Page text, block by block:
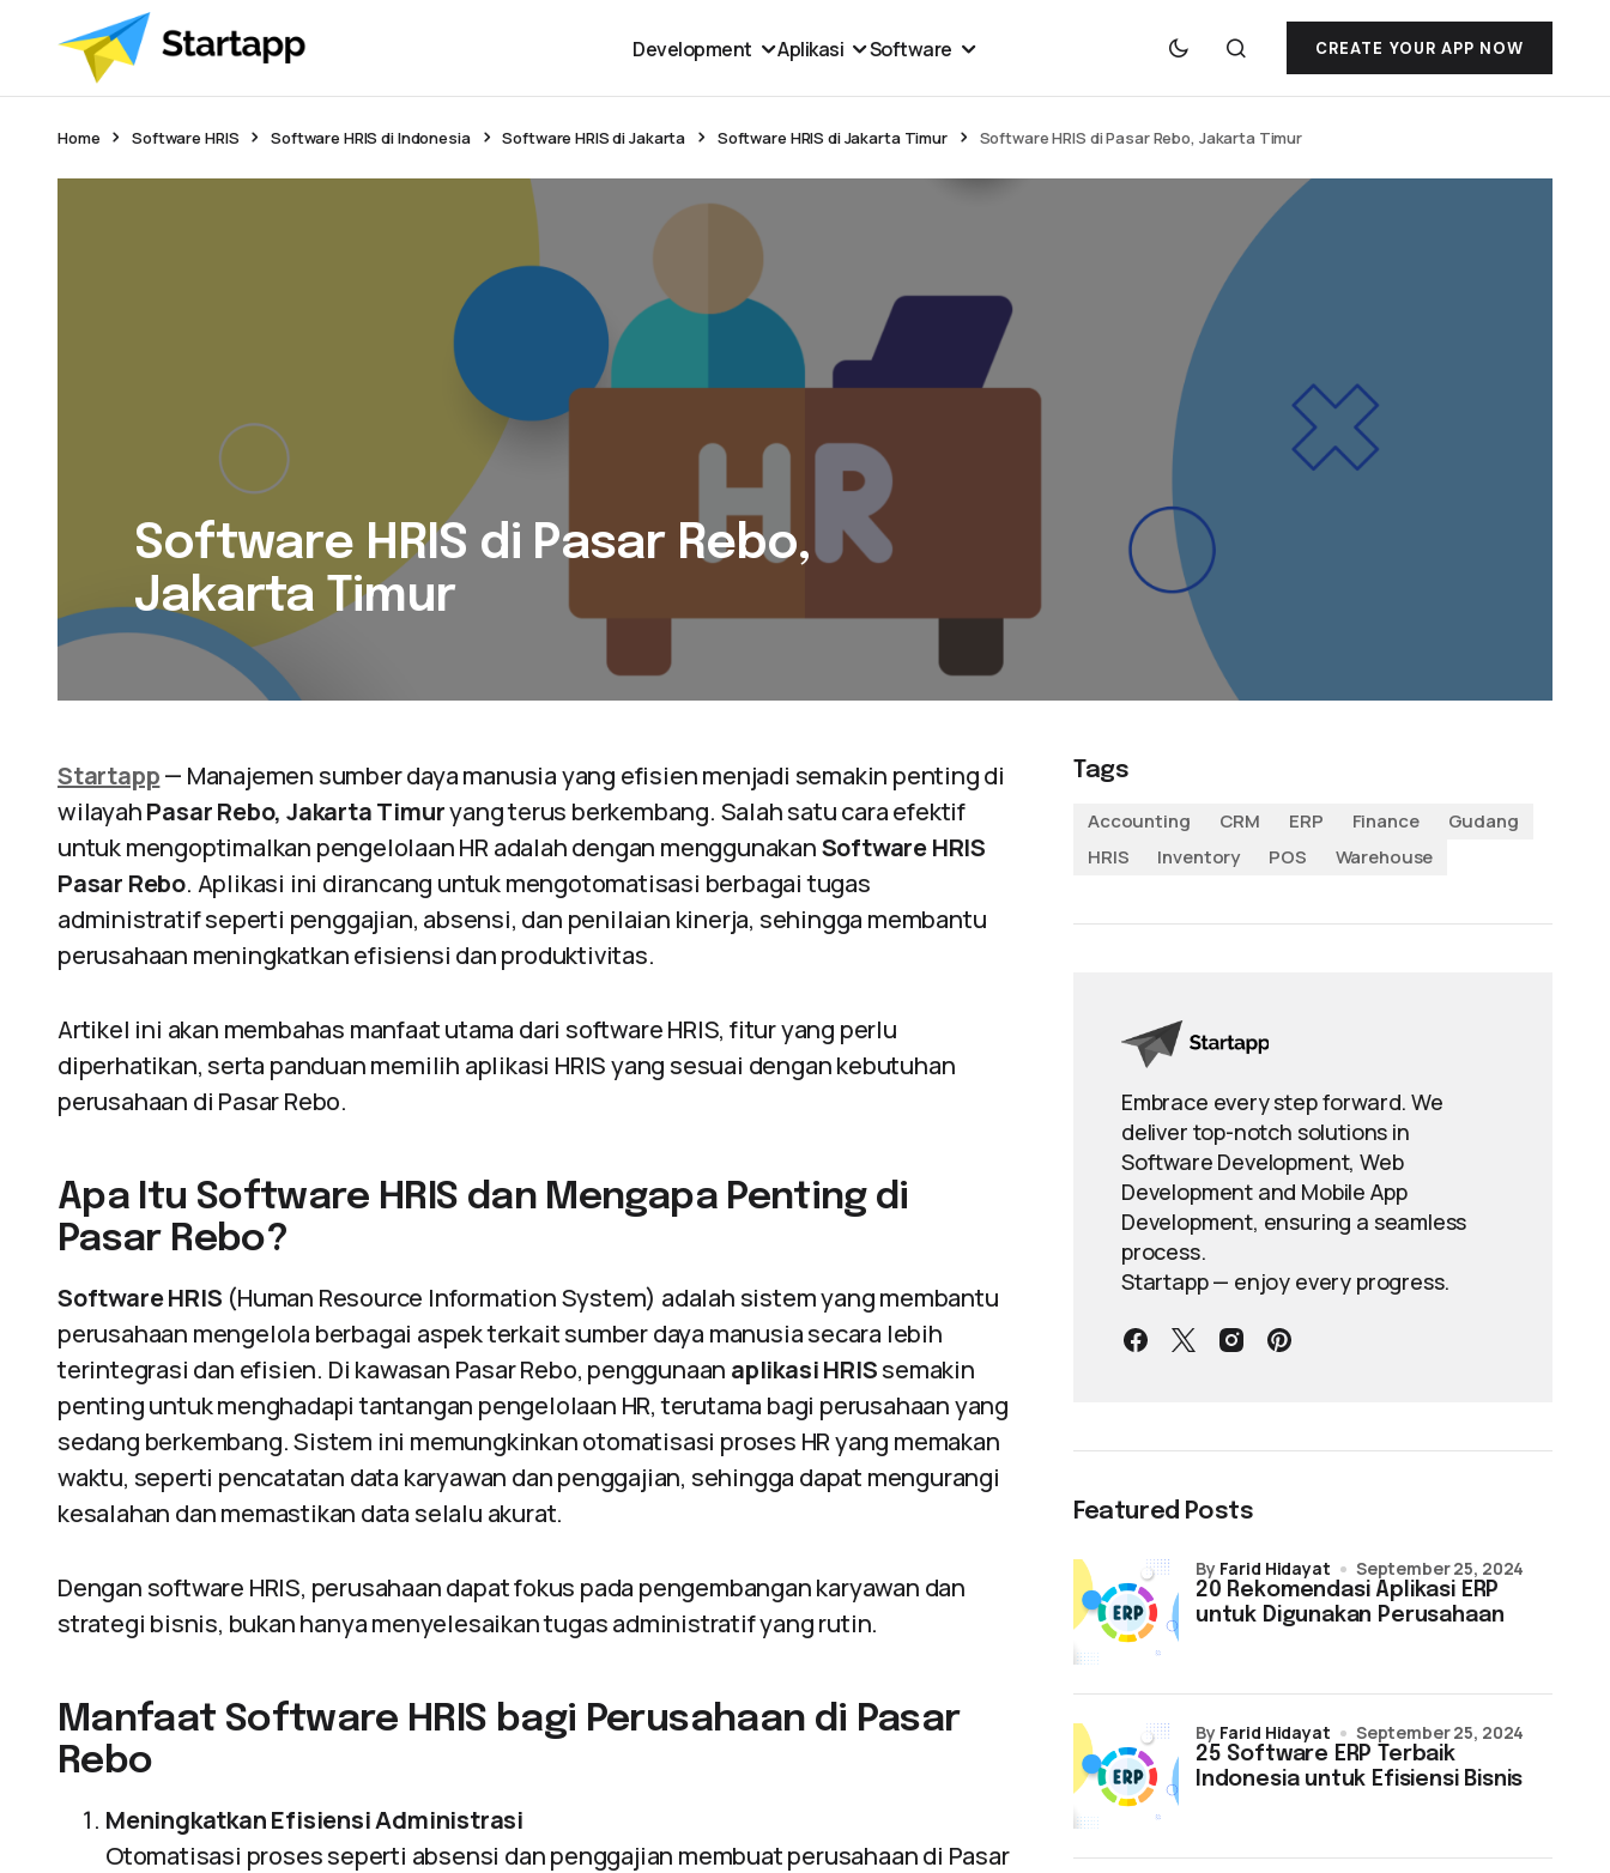
Development Aplikasi Software CREATE YOUR APP NOW
Home Software HRIS Software HRIS di Indonesia Software HRIS di Jakarta Software HRIS di Jakarta Timur Software HRIS di Pasar Rebo, Jakarta Timur
Software HRIS di Pasar Rebo,
Jakarta Timur
Startapp— Manajemen sumber daya manusia yang efisien menjadi semakin penting di
wilayahPasar Rebo, Jakarta Timuryang terus berkembang. Salah satu cara efektif
untuk mengoptimalkan pengelolaan HR adalah dengan menggunakanSoftware HRIS
Pasar Rebo. Aplikasi ini dirancang untuk mengotomatisasi berbagai tugas
administratif seperti penggajian, absensi, dan penilaian kinerja, sehingga membantu
perusahaan meningkatkan efisiensi dan produktivitas.
Artikel ini akan membahas manfaat utama dari software HRIS, fitur yang perlu
diperhatikan, serta panduan memilih aplikasi HRIS yang sesuai dengan kebutuhan
perusahaan di Pasar Rebo.
Apa Itu Software HRIS dan Mengapa Penting di
Pasar Rebo?
Software HRIS (Human Resource Information System) adalah sistem yang membantu
perusahaan mengelola berbagai aspek terkait sumber daya manusia secara lebih
terintegrasi dan efisien. Di kawasan Pasar Rebo, penggunaan aplikasi HRISsemakin
penting untuk menghadapi tantangan pengelolaan HR, terutama bagi perusahaan yang
sedang berkembang. Sistem ini memungkinkan otomatisasi proses HR yang memakan
waktu, seperti pencatatan data karyawan dan penggajian, sehingga dapat mengurangi
kesalahan dan memastikan data selalu akurat.
Dengan software HRIS, perusahaan dapat fokus pada pengembangan karyawan dan
strategi bisnis, bukan hanya menyelesaikan tugas administratif yang rutin.
Manfaat Software HRIS bagi Perusahaan di Pasar
Rebo
Meningkatkan Efisiensi Administrasi
Otomatisasi proses seperti absensi dan penggajian membuat perusahaan di Pasar
Tags
Accounting
CRM ERP Finance
Gudang
HRIS
Inventory POS Warehouse
Embrace every step forward. We
deliver top-notch solutions in
Software Development, Web
Development and Mobile App
Development, ensuring a seamless
process.
Startapp — enjoy every progress.
Featured Posts
20 Rekomendasi Aplikasi ERP
untuk Digunakan Perusahaan
by Farid Hidayat September 25, 2024
25 Software ERP Terbaik
Indonesia untuk Efisiensi Bisnis
by Farid Hidayat September 25, 2024